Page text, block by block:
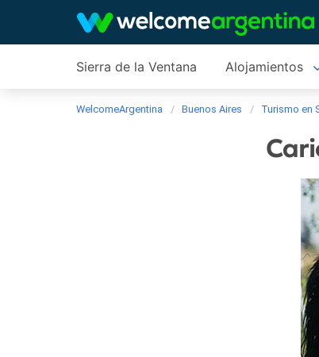
Sierra de la Ventana Alojamientos
WelcomeArgentina Buenos Aires Turismo en